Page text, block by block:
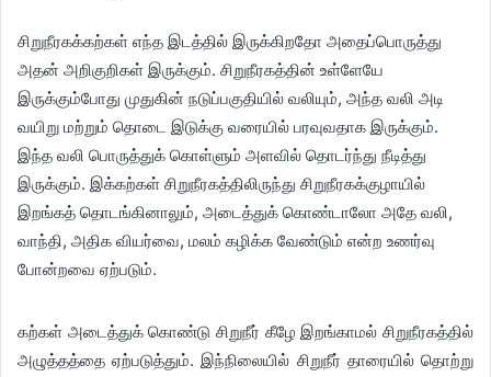
சிறுநீரகக்கற்கள் எந்த இடத்தில் இருக்கிறதோ அதைப்பொருத்து
அதன் அறிகுறிகள் இருக்கும். சிறுநீரகத்தின் உள்ளேயே
இருக்கும்போது முதுகின் நடுப்பகுதியில் வலியும், அந்த வலி அடி
வயிறு மற்றும் தொடை இடுக்கு வரையில் பரவுவதாக இருக்கும்.
இந்த வலி பொருத்துக் கொள்ளும் அளவில் தொடர்ந்து நீடித்து
இருக்கும். இக்கற்கள் சிறுநீரகத்திலிருந்து சிறுநீரகக்குழாயில்
இறங்கத் தொடங்கினாலும், அடைத்துக் கொண்டாலோ அதே வலி,
வாந்தி, அதிக வியர்வை, மலம் கழிக்க வேண்டும் என்ற உணர்வு
போன்றவை ஏற்படும்.
கற்கள் அடைத்துக் கொண்டு சிறுநீர் கீழே இறங்காமல் சிறுநீரகத்தில்
அழுத்தத்தை ஏற்படுத்தும். இந்நிலையில் சிறுநீர் தாரையில் தொற்று